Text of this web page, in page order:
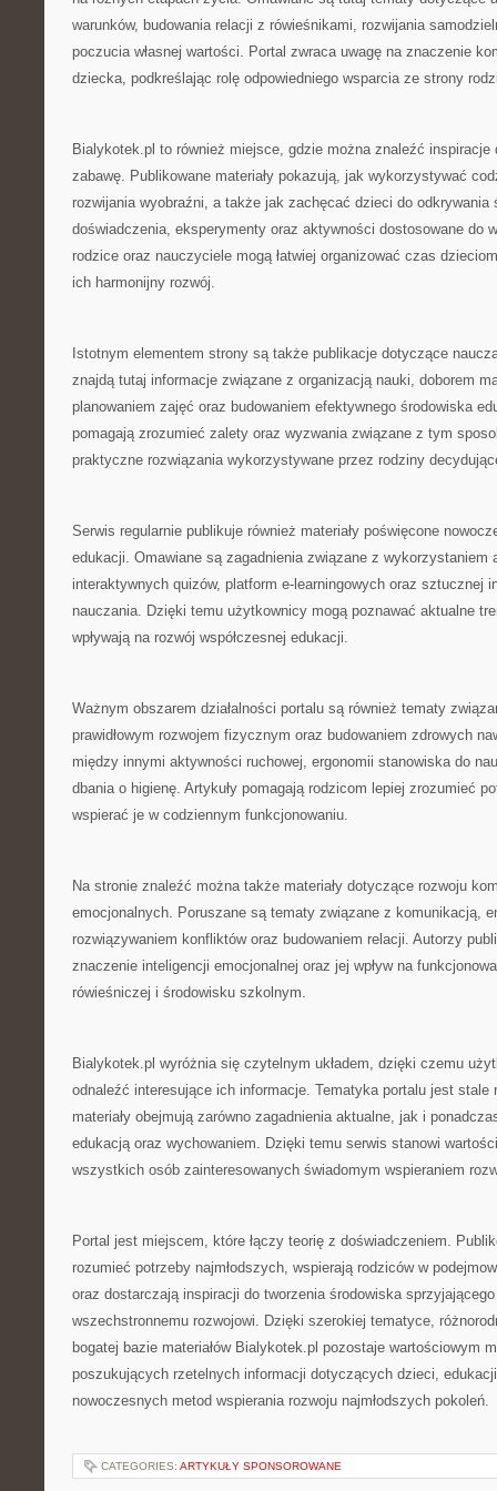
warunków, budowania relacji z rówieśnikami, rozwijania
poczucia własnej wartości. Portal zwraca uwagę na znaczenie
dziecka, podkreślając rolę odpowiedniego wsparcia ze strony
Bialykotek.pl to również miejsce, gdzie można znaleźć
zabawę. Publikowane materiały pokazują, jak wykorzystywać
rozwijania wyobraźni, a także jak zachęcać dzieci do odkrywania
doświadczenia, eksperymenty oraz aktywności dostosowane do
rodzice oraz nauczyciele mogą łatwiej organizować czas
ich harmonijny rozwój.
Istotnym elementem strony są także publikacje dotyczące
znajdą tutaj informacje związane z organizacją nauki, doborem
planowaniem zajęć oraz budowaniem efektywnego środowiska
pomagają zrozumieć zalety oraz wyzwania związane z tym
praktyczne rozwiązania wykorzystywane przez rodziny
Serwis regularnie publikuje również materiały poświęcone
edukacji. Omawiane są zagadnienia związane z wykorzystaniem
interaktywnych quizów, platform e-learningowych oraz sztucznej
nauczania. Dzięki temu użytkownicy mogą poznawać aktualne
wpływają na rozwój współczesnej edukacji.
Ważnym obszarem działalności portalu są również tematy
prawidłowym rozwojem fizycznym oraz budowaniem zdrowych
między innymi aktywności ruchowej, ergonomii stanowiska do
dbania o higienę. Artykuły pomagają rodzicom lepiej zrozumieć
wspierać je w codziennym funkcjonowaniu.
Na stronie znaleźć można także materiały dotyczące rozwoju
emocjonalnych. Poruszane są tematy związane z komunikacją,
rozwiązywaniem konfliktów oraz budowaniem relacji. Autorzy
znaczenie inteligencji emocjonalnej oraz jej wpływ na
rówieśniczej i środowisku szkolnym.
Bialykotek.pl wyróżnia się czytelnym układem, dzięki czemu
odnaleźć interesujące ich informacje. Tematyka portalu jest stale
materiały obejmują zarówno zagadnienia aktualne, jak i
edukacją oraz wychowaniem. Dzięki temu serwis stanowi
wszystkich osób zainteresowanych świadomym wspieraniem
Portal jest miejscem, które łączy teorię z doświadczeniem.
rozumieć potrzeby najmłodszych, wspierają rodziców w
oraz dostarczają inspiracji do tworzenia środowiska
wszechstronnemu rozwojowi. Dzięki szerokiej tematyce,
bogatej bazie materiałów Bialykotek.pl pozostaje wartościowym
poszukujących rzetelnych informacji dotyczących dzieci,
nowoczesnych metod wspierania rozwoju najmłodszych pokoleń.
CATEGORIES: ARTYKUŁY SPONSOROWANE